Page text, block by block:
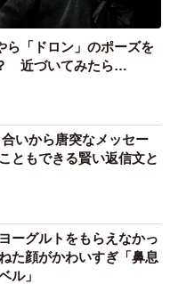
「ドロン」のポーズを
近づいてみたら…
合いから唐突なメッセー
ともできる賢い返信文と
ーグルトをもらえなかっ
た顔がかわいすぎ「鼻息
ル」